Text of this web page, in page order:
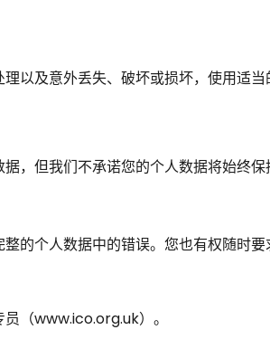
以及意外丢失、破坏或损坏，使用适
，但我们不承诺您的个人数据将始终保
的个人数据中的错误。您也有权随时
（www.ico.org.uk）。